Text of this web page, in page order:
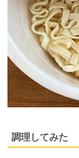
調理してみた